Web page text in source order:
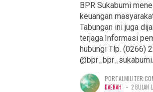
BPR Sukabumi
keuangan
Tabungan ini juga
terjaga.Informasi
hubungi Tlp. (0266)
DAERAH - 2 BULAN